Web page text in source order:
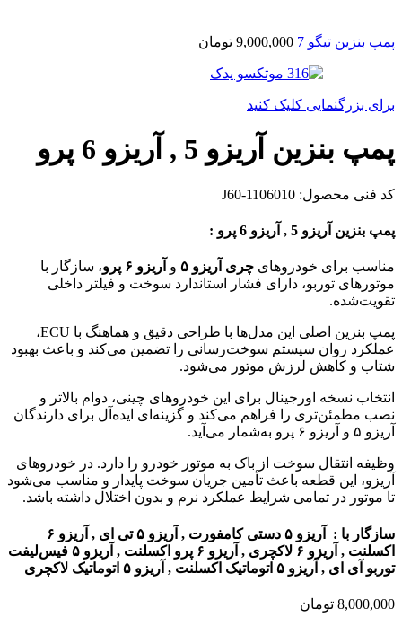
پمپ بنزین تیگو 7 9,000,000 تومان
برای بزرگنمایی کلیک کنید
پمپ بنزین آریزو 5 , آریزو 6 پرو
کد فنی محصول: J60-1106010
پمپ بنزین آریزو 5 , آریزو 6 پرو :
مناسب برای خودروهای چری آریزو ۵ و آریزو ۶ پرو
، سازگار با
موتورهای توربو، دارای فشار استاندارد سوخت و فیلتر داخلی
تقویت‌شده.
پمپ بنزین اصلی این مدل‌ها با طراحی دقیق و هماهنگ با ECU،
عملکرد روان سیستم سوخت‌رسانی را تضمین می‌کند و باعث بهبود
شتاب و کاهش لرزش موتور می‌شود.
انتخاب نسخه اورجینال برای این خودروهای چینی، دوام بالاتر و
نصب مطمئن‌تری را فراهم می‌کند و گزینه‌ای ایده‌آل برای دارندگان
آریزو ۵ و آریزو ۶ پرو به‌شمار می‌آید.
وظیفه انتقال سوخت از باک به موتور خودرو را دارد. در خودروهای
آریزو، این قطعه باعث تأمین جریان سوخت پایدار و مناسب می‌شود
تا موتور در تمامی شرایط عملکرد نرم و بدون اختلال داشته باشد.
سازگار با : آریزو ۵ دستی کامفورت , آریزو ۵ تی‌ ای , آریزو ۶
اکسلنت , آریزو ۶ لاکچری , آریزو ۶ پرو اکسلنت , آریزو ۵ فیس‌لیفت
توربو آی ای , آریزو ۵ اتوماتیک اکسلنت , آریزو ۵ اتوماتیک لاکچری
8,000,000 تومان